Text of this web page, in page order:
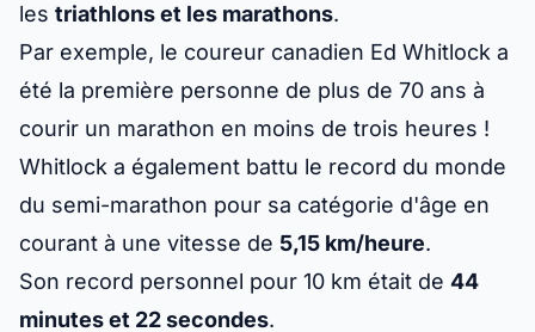
les triathlons et les marathons.
Par exemple, le coureur canadien Ed Whitlock a
été la première personne de plus de 70 ans à
courir un marathon en moins de trois heures !
Whitlock a également battu le record du monde
du semi-marathon pour sa catégorie d'âge en
courant à une vitesse de 5,15 km/heure.
Son record personnel pour 10 km était de 44
minutes et 22 secondes.